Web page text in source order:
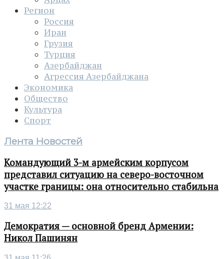
Регион
Россия
Иран
Грузия
Турция
Азербайджан
Агрессия Азербайджана
Экономика
Общество
Культура
Спорт
Лента Новостей
Командующий 3-м армейским корпусом
представил ситуацию на северо-восточном
участке границы: она относительно стабильна
31 мая 12:22
Демократия — основной бренд Армении:
Никол Пашинян